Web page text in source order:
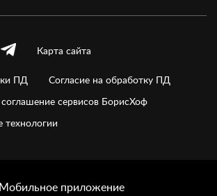
Карта сайта
ПД
Согласие на обработку ПД
сервисов БорисХоф
технологии
Мобильное приложение